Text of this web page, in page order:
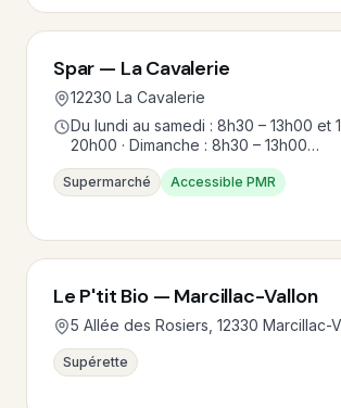
Spar — La Cavalerie
12230 La Cavalerie
Du lundi au samedi : 8h30 – 13h00 et
20h00 · Dimanche : 8h30 – 13h00…
Supermarché Accessible PMR
Le P'tit Bio — Marcillac-Vallon
5 Allée des Rosiers, 12330 Marcillac-
Supérette